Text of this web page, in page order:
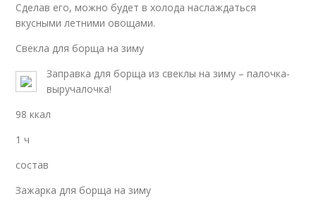
Сделав его, можно будет в холода наслаждаться
вкусными летними овощами.
Свекла для борща на зиму
Заправка для борща из свеклы на зиму – палочка-
выручалочка!
98 ккал
1 ч
состав
Зажарка для борща на зиму